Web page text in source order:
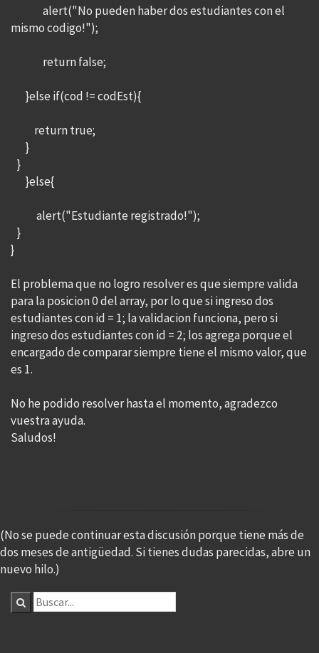
alert("No pueden haber dos estudiantes con el
mismo codigo!");
return false;
}else if(cod != codEst){
return true;
}
}
}else{
alert("Estudiante registrado!");
}
}
El problema que no logro resolver es que siempre valida
para la posicion 0 del array, por lo que si ingreso dos
estudiantes con id = 1; la validacion funciona, pero si
ingreso dos estudiantes con id = 2; los agrega porque el
encargado de comparar siempre tiene el mismo valor, que
es 1.
No he podido resolver hasta el momento, agradezco
vuestra ayuda.
Saludos!
(No se puede continuar esta discusión porque tiene más de
dos meses de antigüedad. Si tienes dudas parecidas, abre un
nuevo hilo.)